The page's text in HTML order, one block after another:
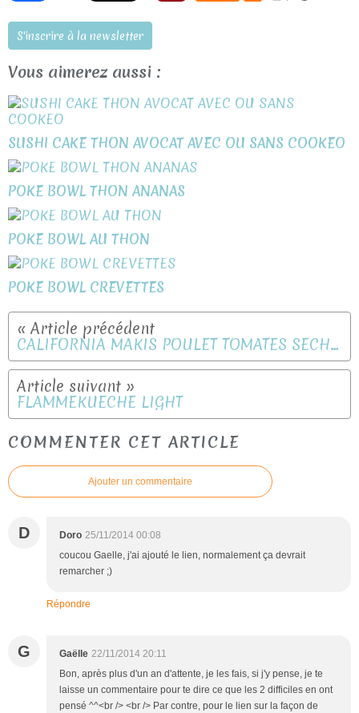
S'inscrire à la newsletter
Vous aimerez aussi :
SUSHI CAKE THON AVOCAT AVEC OU SANS COOKEO
POKE BOWL THON ANANAS
POKE BOWL AU THON
POKE BOWL CREVETTES
CALIFORNIA MAKIS POULET TOMATES SÉCHÉES CAESAR
FLAMMEKUECHE LIGHT
COMMENTER CET ARTICLE
Ajouter un commentaire
D Doro 25/11/2014 00:08
coucou Gaelle, j'ai ajouté le lien, normalement ça devrait
remarcher ;)
Répondre
G Gaëlle 22/11/2014 20:11
Bon, après plus d'un an d'attente, je les fais, si j'y pense, je te
laisse un commentaire pour te dire ce que les 2 difficiles en ont
pensé ^^<br /> <br /> Par contre, pour le lien sur la façon de